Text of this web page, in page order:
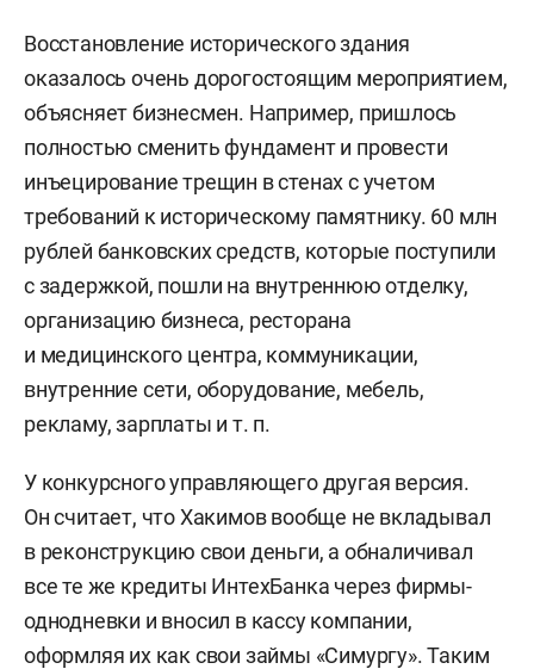
Восстановление исторического здания
оказалось очень дорогостоящим мероприятием,
объясняет бизнесмен. Например, пришлось
полностью сменить фундамент и провести
инъецирование трещин в стенах с учетом
требований к историческому памятнику. 60 млн
рублей банковских средств, которые поступили
с задержкой, пошли на внутреннюю отделку,
организацию бизнеса, ресторана
и медицинского центра, коммуникации,
внутренние сети, оборудование, мебель,
рекламу, зарплаты и т. п.
У конкурсного управляющего другая версия.
Он считает, что Хакимов вообще не вкладывал
в реконструкцию свои деньги, а обналичивал
все те же кредиты ИнтехБанка через фирмы-
однодневки и вносил в кассу компании,
оформляя их как свои займы «Симургу». Таким